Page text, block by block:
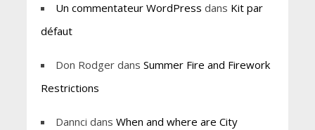
Un commentateur WordPress dans Kit par
défaut
Don Rodgerdans Summer Fire and Firework
Restrictions
Dannci dans When and where are City